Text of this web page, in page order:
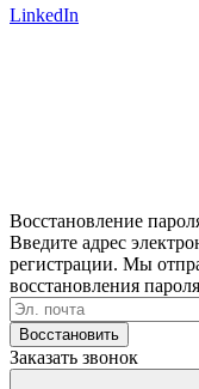
LinkedIn
Восстановление
Введите адрес
регистрации. Мы
восстановления
Восстановить
Заказать звонок